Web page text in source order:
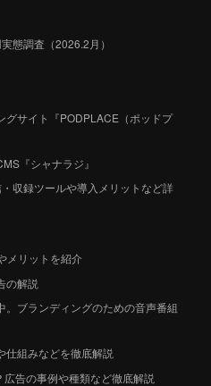
態調査（2026.2月）
グサイト『PODPLACE（ポッドプ
『シャナラジ』
収録ツールや導入メリットなど詳
メリットを紹介
の解説
。ブランディングのための音声番組
仕組みなどを徹底解説
告の事例や種類など徹底解説